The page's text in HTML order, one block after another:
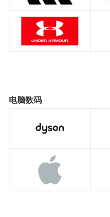
电脑数码